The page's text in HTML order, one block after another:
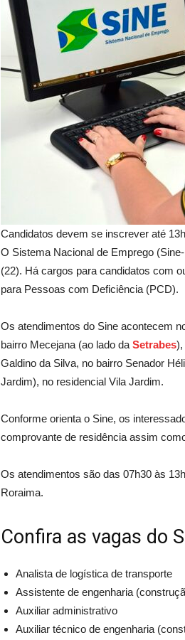
Candidatos devem se inscrever até
O Sistema Nacional de Emprego
(22). Há cargos para candidatos com
para Pessoas com Deficiência (PCD).
Os atendimentos do Sine acontecem
bairro Mecejana (ao lado da Setrabes),
Galdino da Silva, no bairro Senador
Jardim), no residencial Vila Jardim.
Conforme orienta o Sine, os
comprovante de residência assim
Os atendimentos são das 07h30 às
Roraima.
Confira as vagas do
Analista de logística de transporte
Assistente de engenharia
Auxiliar administrativo
Auxiliar técnico de engenharia